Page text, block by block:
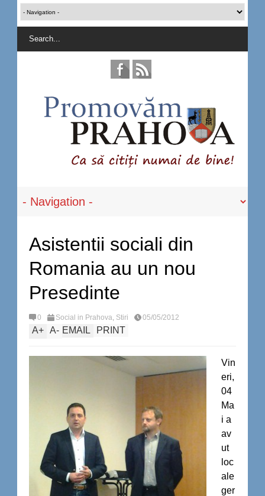
Asistentii sociali din
Romania au un nou
Presedinte
0 Social in Prahova, Stiri 05/05/2012
A+ A- EMAIL PRINT
Vin
eri,
04
Ma
i a
av
ut
loc
ale
ger